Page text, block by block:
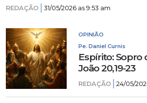
REDAÇÃO 31/05/2026 as 9:53 am
OPINIÃO
Pe. Daniel Curnis
Espírito: Sopro
João 20,19-23
REDAÇÃO 24/05/